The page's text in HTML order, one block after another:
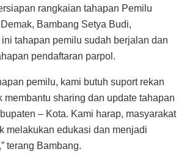
rangkaian tahapan Pemilu
Bambang Setya Budi,
tahapan pemilu sudah berjalan dan
pendaftaran parpol.
pemilu, kami butuh suport rekan
membantu sharing dan update tahapan
– Kota. Kami harap, masyarakat
melakukan edukasi dan menjadi
terang Bambang.